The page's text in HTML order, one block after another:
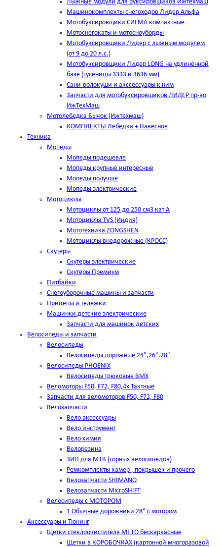
Лыжные модули для буксировщиков Ижтехмаш
Машинокомплекты снегоходов Лидер Альфа
Мотобуксировщики СИГМА компактные
Мотоснегокаты и мотосноуборды
Мотобуксировщики Лидер с лыжным модулем
(от 9 до 20 л.с.)
Мотобуксировщики Лидер LONG на удлинённой
базе (гусеницы 3333 и 3636 мм)
Сани-волокуши и акссессуары к ним
Запчасти для мотобуксировщиков ЛИДЕР пр-во
ИжТехМаш
Мотолебедка Бычок (Ижтехмаш)
КОМПЛЕКТЫ Лебедка + Навесное
Техника
Мопеды
Мопеды подешевле
Мопеды крупные интересные
Мопеды получше
Мопеды электрические
Мотоциклы
Мотоциклы от 125 до 250 см3 кат А
Мотоциклы TVS (Индия)
Мототехника ZONGSHEN
Мотоциклы внедорожные (КРОСС)
Скутеры
Скутеры электрические
Скутеры Премиум
Питбайки
Снегоуборочные машины и запчасти
Прицепы и тележки
Машинки детские электрические
Запчасти для машинок детских
Велосипеды и запчасти
Велосипеды
Велосипеды дорожные 24",26",28"
Велосипеды PHOENIX
Велосипеды трюковые BMX
Веломоторы F50, F72, F80,4х Тактные
Запчасти для веломоторов F50, F72, F80
Велозапчасти
Вело аксессуары
Вело инструмент
Вело химия
Велорезина
ЗИП для MTB (горных велосипедов)
Ремкомплекты камер , покрышек и прочего
Велозапчасти SHIMANO
Велозапчасти MicroSHIFT
Велосипеды с МОТОРОМ
1 Обычные дорожники 28" с мотором
Аксессуары и Тюнинг
Щетки стеклоочистителя METO бескаркасные
Щетки в КОРОБОЧКАХ (картонной многоразовой